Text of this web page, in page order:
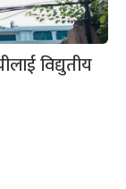
विद्युतीय